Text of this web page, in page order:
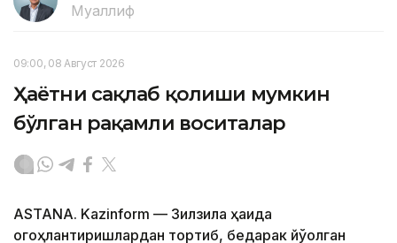
Муаллиф
09:00, 08 Август 2026
Ҳаётни сақлаб қолиши мумкин
бўлган рақамли воситалар
ASTANA. Kazinform — Зилзила ҳақида
огоҳлантиришлардан тортиб, бедарак йўқолган